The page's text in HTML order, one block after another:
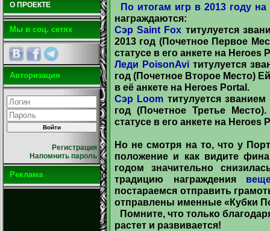
О ПРОЕКТЕ
Мы в соц. сетях
Авторизация
Регистрация
Напомнить пароль
Реклама
По итогам игр в 2013 году
награждаются:
Сэр Saint Fox титулуется
2013 год (Почетное Первое
статусе в его анкете на Heroes
Леди PoisonAvi титулуется
год (Почетное Второе Место)
в её анкете на Heroes Portal.
Сэр Loom титулуется
год (Почетное Третье
статусе в его анкете на Heroes
Но не смотря на то, что у
положение и как видите
годом значительно
традицию награждения
постараемся отправить
отправлены именные «Кубки
Помните, что только
растет и развивается!